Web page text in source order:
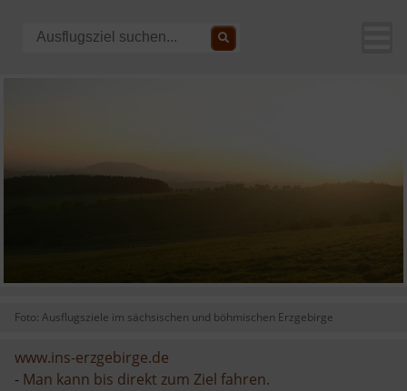
Foto: Ausflugsziele im sächsischen und böhmischen Erzgebirge
www.ins-erzgebirge.de
- Man kann bis direkt zum Ziel fahren.